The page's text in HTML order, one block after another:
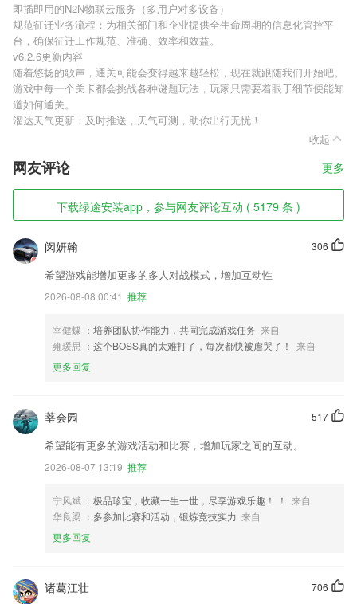
即插即用的N2N物联云服务（多用户对多设备）
规范征迁业务流程：为相关部门和企业提供全生命周期的信息化管控平
台，确保征迁工作规范、准确、效率和效益。
v6.2.6更新内容
随着悠扬的歌声，通关可能会变得越来越轻松，现在就跟随我们开始吧。
游戏中每一个关卡都会挑战各种谜题玩法，玩家只需要着眼于细节便能知
道如何通关。
溜达天气更新：及时推送，天气可测，助你出行无忧！
收起
网友评论 更多
下载绿途安装app，参与网友评论互动 ( 5179 条 )
306
闵妍翰
希望游戏能增加更多的多人对战模式，增加互动性
2026-08-08 00:41 推荐
宰健蝶 ：培养团队协作能力，共同完成游戏任务 来自
雍瑗思 ：这个BOSS真的太难打了，每次都快被虐哭了！
来自
更多回复
517
莘会园
希望能有更多的游戏活动和比赛，增加玩家之间的互动。
2026-08-07 13:19 推荐
宁风斌 ：极品珍宝，收藏一生一世，尽享游戏乐趣！ ！
来自
华良梁 ：多参加比赛和活动，锻炼竞技实力 来自
更多回复
706
诸葛江壮